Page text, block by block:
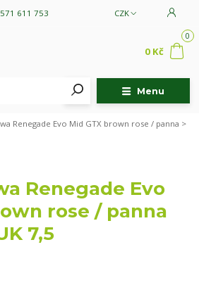
Menu
CZK
611 753
0
0 Kč
Renegade Evo Mid GTX brown rose / panna >
Renegade Evo
rose / panna
7,5